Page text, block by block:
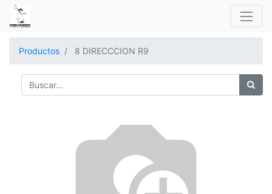
Productos 8 DIRECCCION R9